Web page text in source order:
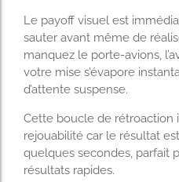
Le payoff visuel est
sauter avant même de
manquez le porte-avions,
votre mise s’évapore
d’attente suspense.
Cette boucle de rétroaction
rejouabilité car le résultat
quelques secondes, parfait
résultats rapides.